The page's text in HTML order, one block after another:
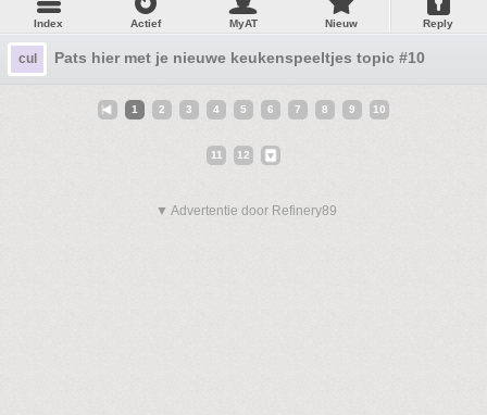
Index Actief MyAT Nieuw Reply
cul Pats hier met je nieuwe keukenspeeltjes topic #10
1 2 3 4 5 6 7 8 9 10
11 12
▼ Advertentie door Refinery89